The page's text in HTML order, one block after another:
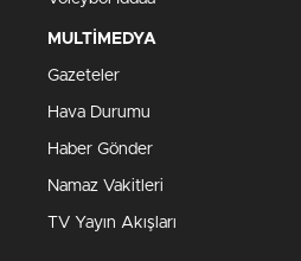
için büyük bir umut ışığı
artırılması
AK Parti, en düşük emekli
kapsamlı bir kanun
sundu. Bu teklif,
hedefliyor ve toplamda 13